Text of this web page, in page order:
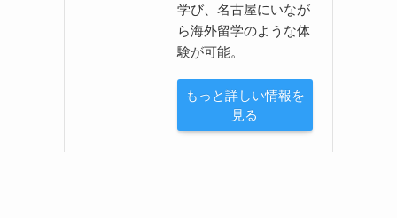
学び、名古屋にいなが
ら海外留学のような体
験が可能。
もっと詳しい情報を
見る